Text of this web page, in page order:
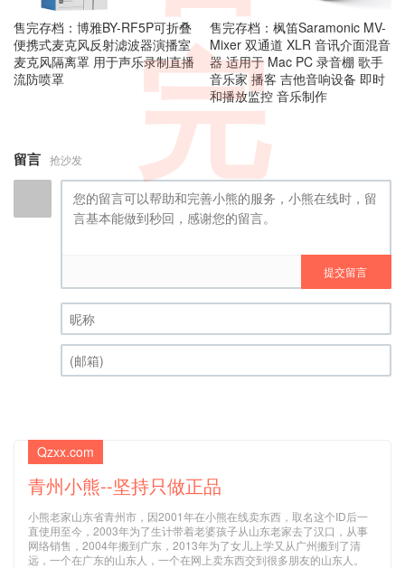
售完存档：博雅BY-RF5P可折叠
便携式麦克风反射滤波器演播室
麦克风隔离罩 用于声乐录制直播
流防喷罩
售完存档：枫笛Saramonic MV-
Mixer 双通道 XLR 音讯介面混音
器 适用于 Mac PC 录音棚 歌手
音乐家 播客 吉他音响设备 即时
和播放监控 音乐制作
留言 抢沙发
提交留言
昵称 (必填)
Qzxx.com
青州小熊--坚持只做正品
小熊老家山东省青州市，因2001年在小熊在线卖东西，取名这个ID后一
直使用至今，2003年为了生计带着老婆孩子从山东老家去了汉口，从事
网络销售，2004年搬到广东，2013年为了女儿上学又从广州搬到了清
远，一个在广东的山东人，一个在网上卖东西交到很多朋友的山东人。
完